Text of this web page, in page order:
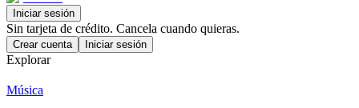
Iniciar sesión
Sin tarjeta de crédito. Cancela cuando quieras.
Crear cuenta Iniciar sesión
Explorar
Música